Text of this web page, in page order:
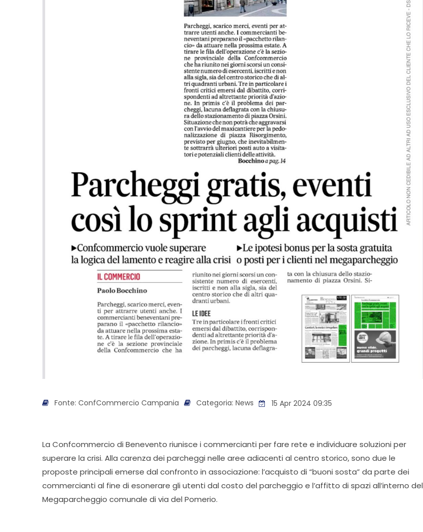
Fonte: ConfCommercio Campania Categoria:News 15 Apr 2024 09:35
La Confcommercio di Benevento riunisce i commercianti per fare rete e individuare soluzioni per
superare la crisi. Alla carenza dei parcheggi nelle aree adiacenti al centro storico, sono due le
proposte principali emerse dal confronto in associazione: l’acquisto di “buoni sosta” da parte dei
commercianti al fine di esonerare gli utenti dal costo del parcheggio e l’affitto di spazi all’interno del
Megaparcheggio comunale di via del Pomerio.